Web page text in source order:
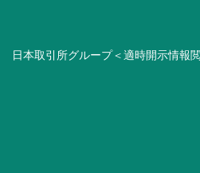
日本取引所グループ＜適時開示情報